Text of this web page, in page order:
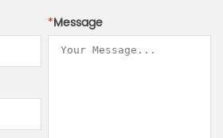
*Message